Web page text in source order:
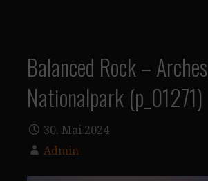
Balanced Rock – Arches
Nationalpark (p_01271)
30. Mai 2024
Admin